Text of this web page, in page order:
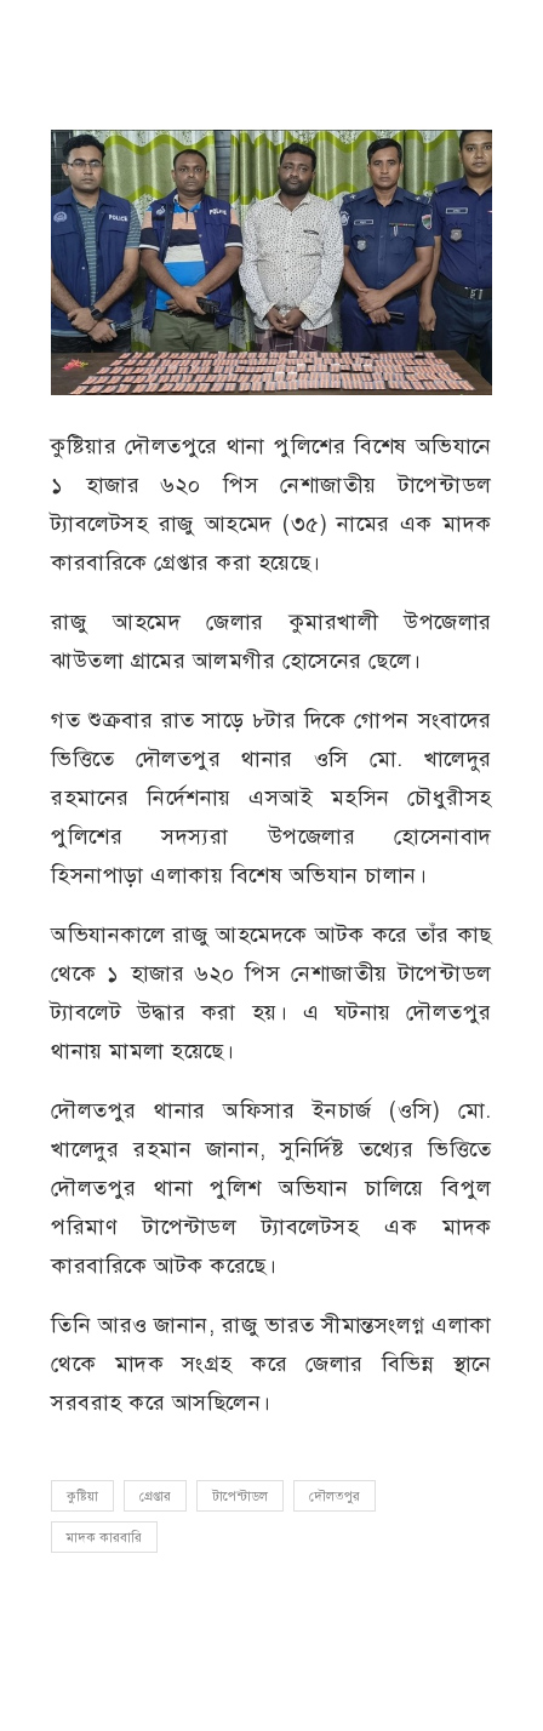
কুষ্টিয়ার দৌলতপুরে থানা পুলিশের বিশেষ অভিযানে
১ হাজার ৬২০ পিস নেশাজাতীয় টাপেন্টাডল
ট্যাবলেটসহ রাজু আহমেদ (৩৫) নামের এক মাদক
কারবারিকে গ্রেপ্তার করা হয়েছে।
রাজু আহমেদ জেলার কুমারখালী উপজেলার
ঝাউতলা গ্রামের আলমগীর হোসেনের ছেলে।
গত শুক্রবার রাত সাড়ে ৮টার দিকে গোপন সংবাদের
ভিত্তিতে দৌলতপুর থানার ওসি মো. খালেদুর
রহমানের নির্দেশনায় এসআই মহসিন চৌধুরীসহ
পুলিশের সদস্যরা উপজেলার হোসেনাবাদ
হিসনাপাড়া এলাকায় বিশেষ অভিযান চালান।
অভিযানকালে রাজু আহমেদকে আটক করে তাঁর কাছ
থেকে ১ হাজার ৬২০ পিস নেশাজাতীয় টাপেন্টাডল
ট্যাবলেট উদ্ধার করা হয়। এ ঘটনায় দৌলতপুর
থানায় মামলা হয়েছে।
দৌলতপুর থানার অফিসার ইনচার্জ (ওসি) মো.
খালেদুর রহমান জানান, সুনির্দিষ্ট তথ্যের ভিত্তিতে
দৌলতপুর থানা পুলিশ অভিযান চালিয়ে বিপুল
পরিমাণ টাপেন্টাডল ট্যাবলেটসহ এক মাদক
কারবারিকে আটক করেছে।
তিনি আরও জানান, রাজু ভারত সীমান্তসংলগ্ন এলাকা
থেকে মাদক সংগ্রহ করে জেলার বিভিন্ন স্থানে
সরবরাহ করে আসছিলেন।
কুষ্টিয়া গ্রেপ্তার টাপেন্টাডল দৌলতপুর
মাদক কারবারি